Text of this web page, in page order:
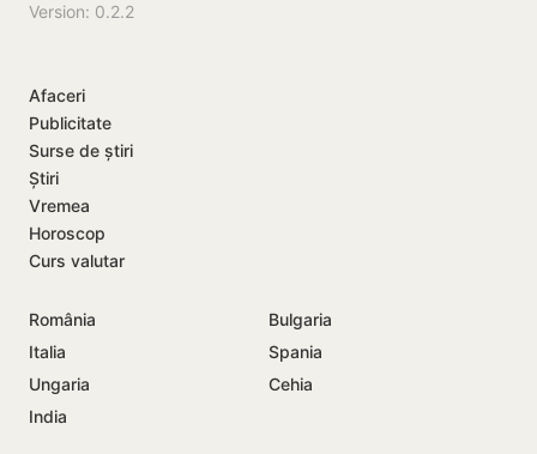
Version: 0.2.2
Afaceri
Publicitate
Surse de știri
Știri
Vremea
Horoscop
Curs valutar
România
Bulgaria
Italia
Spania
Ungaria
Cehia
India